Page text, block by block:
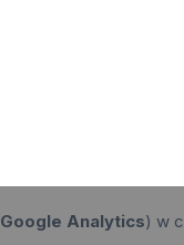
Google Analytics) w